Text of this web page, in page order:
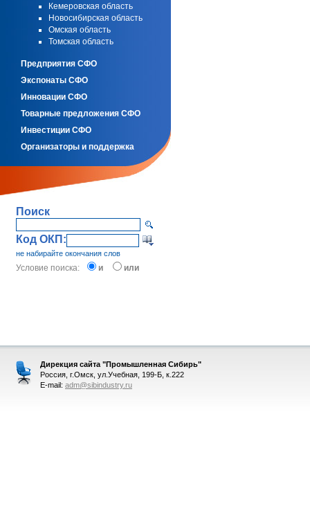
Кемеровская область
Новосибирская область
Омская область
Томская область
Предприятия СФО
Экспонаты СФО
Инновации СФО
Товарные предложения СФО
Инвестиции СФО
Организаторы и поддержка
Поиск
Код ОКП:
не набирайте окончания слов
Условие поиска: и или
Дирекция сайта "Промышленная Сибирь"
Россия, г.Омск, ул.Учебная, 199-Б, к.222
E-mail: adm@sibindustry.ru